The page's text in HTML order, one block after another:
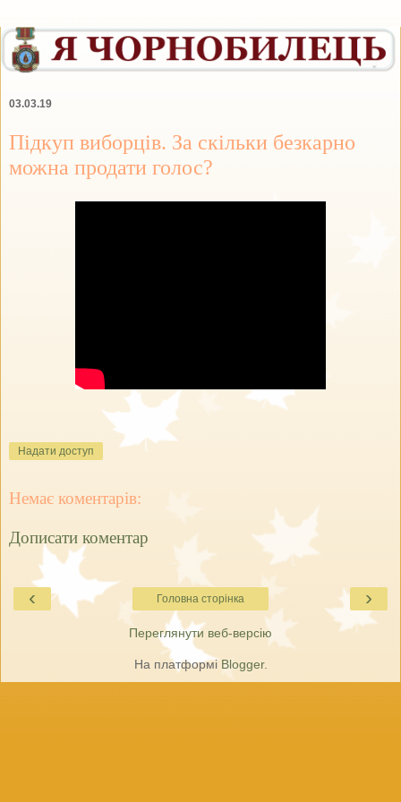
03.03.19
Підкуп виборців. За скільки безкарно
можна продати голос?
Надати доступ
Немає коментарів:
Дописати коментар
‹ ›
Головна сторінка
Переглянути веб-версію
На платформі Blogger.